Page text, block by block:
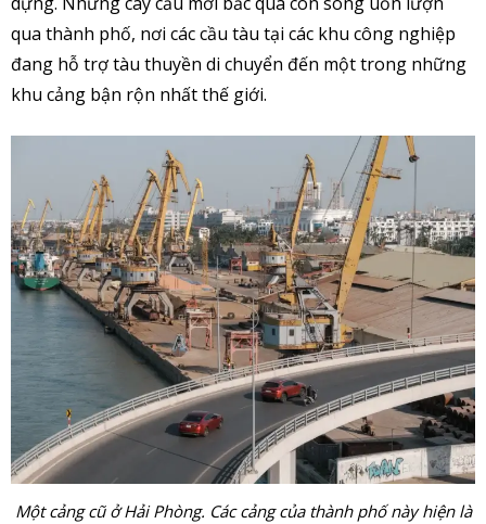
qua thành phố, nơi các cầu tàu tại các khu công nghiệp
đang hỗ trợ tàu thuyền di chuyển đến một trong những
khu cảng bận rộn nhất thế giới.
Một cảng cũ ở Hải Phòng. Các cảng của thành phố này hiện là